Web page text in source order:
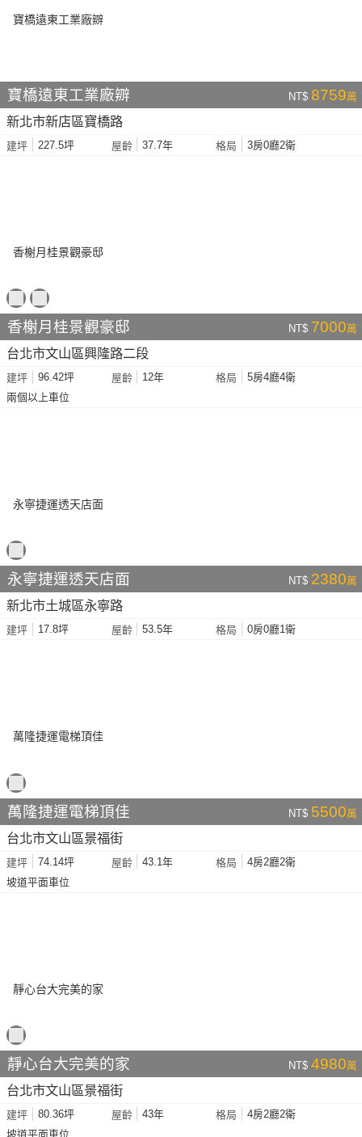
寶橋遠東工業廠辧 NT$ 8759萬
新北市新店區寶橋路
建坪 227.5坪 屋齡 37.7年 格局 3房0廳2衛
香榭月桂景觀豪邸 NT$ 7000萬
台北市文山區興隆路二段
建坪 96.42坪 屋齡 12年 格局
5房4廳4衛
兩個以上車位
永寧捷運透天店面 NT$ 2380萬
新北市土城區永寧路
建坪 17.8坪 屋齡 53.5年 格局 0房0廳1衛
萬隆捷運電梯頂佳 NT$ 5500萬
台北市文山區景福街
建坪 74.14坪 屋齡 43.1年 格局
4房2廳2衛
坡道平面車位
靜心台大完美的家 NT$ 4980萬
台北市文山區景福街
建坪 80.36坪 屋齡 43年 格局
4房2廳2衛
坡道平面車位